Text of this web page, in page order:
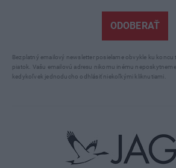
ODOBERAŤ
Bezplatný emailový newsletter posielame obvykle ku
piatok. Vašu emailovú adresu nikomu inému
kedykoľvek jednoducho odhlásiť niekoľkými kliknutiami.